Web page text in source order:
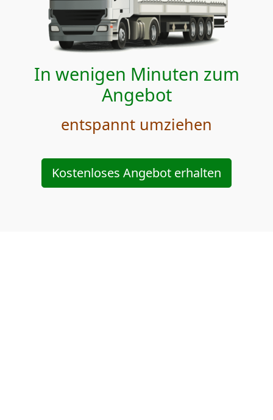
In wenigen Minuten zum
Angebot
entspannt umziehen
Kostenloses Angebot erhalten